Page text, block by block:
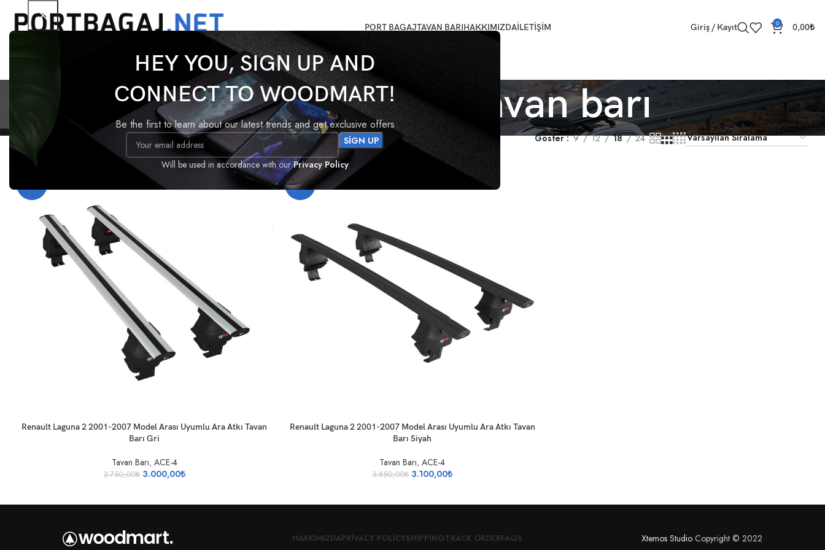
HEY YOU, SIGN UP AND
CONNECT TO WOODMART!
Be the first to learn about our latest trends and get exclusive offers
Will be used in accordance with ourPrivacy Policy
PORT BAGAJTAVAN BARIHAKKIMIZDAİLETİŞİM Giriş / Kayıt 0 0,00₺
Renault Laguna tavan barı
Ana Sayfa Ürünler “Renault Laguna tavan barı” olarak etiketlendi Göster 9 12 18 24
SEPETE EKLE
Renault Laguna 2 2001-2007 Model Arası Uyumlu Ara Atkı Tavan
Barı Gri
Tavan Barı, ACE-4
3.750,00₺ 3.000,00₺
-19%
SEPETE EKLE
Renault Laguna 2 2001-2007 Model Arası Uyumlu Ara Atkı Tavan
Barı Siyah
Tavan Barı,ACE-4
3.850,00₺ 3.100,00₺
HAKKIMIZDAPRIVACY POLICYSHIPPINGTRACK ORDERFAQS Xtemos Studio Copyright © 2022